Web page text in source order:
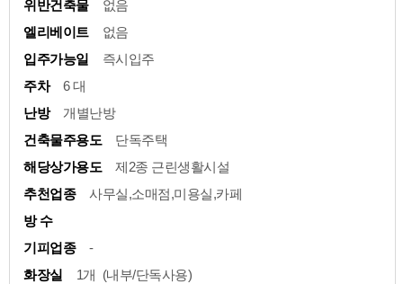
위반건축물
없음
엘리베이트
없음
입주가능일
즉시입주
주차
6 대
난방
개별난방
건축물주용도
단독주택
해당상가용도
제2종 근린생활시설
추천업종
사무실,소매점,미용실,카페
방 수
기피업종
-
화장실
1개 (내부/단독사용)